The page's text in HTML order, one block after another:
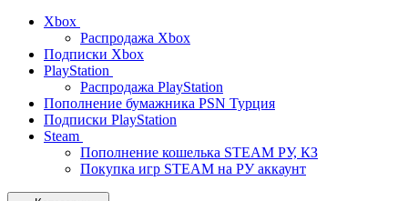
Xbox
Распродажа Xbox
Подписки Xbox
PlayStation
Распродажа PlayStation
Пополнение бумажника PSN Турция
Подписки PlayStation
Steam
Пополнение кошелька STEAM РУ, КЗ
Покупка игр STEAM на РУ аккаунт